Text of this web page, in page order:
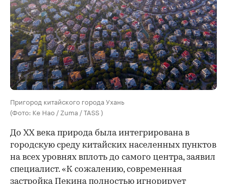
Пригород китайского города Ухань
(Фото: Ke Hao / Zuma / TASS )
До XX века природа была интегрирована в
городскую среду китайских населенных пунктов
на всех уровнях вплоть до самого центра, заявил
специалист. «К сожалению, современная
застройка Пекина полностью игнорирует